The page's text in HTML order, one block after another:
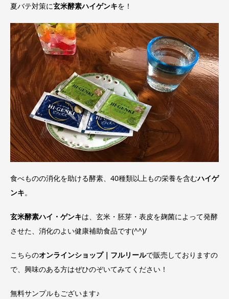
夏バテ対策に玄米酵素ハイゲンキを！
食べものの消化を助ける酵素、40種類以上もの栄養を含むハイゲ
ンキ。
玄米酵素ハイ・ゲンキは、玄米・胚芽・表皮を麹菌によって発酵
させた、消化のよい健康補助食品です(^^)/
こちらのオンラインショップ｜フルリールで販売しておりますの
で、興味のある方はぜひのぞいてみてください！
無料サンプルもございます♪